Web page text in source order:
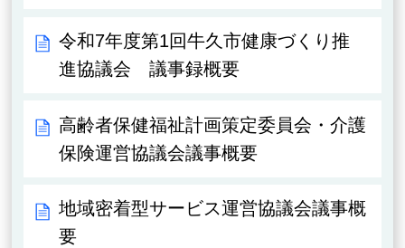
令和7年度第1回牛久市健康づくり推
進協議会 議事録概要
高齢者保健福祉計画策定委員会・介護
保険運営協議会議事概要
地域密着型サービス運営協議会議事概
要